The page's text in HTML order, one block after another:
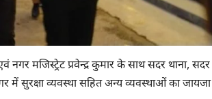
नगर मजिस्ट्रेट प्रवेन्द्र कुमार के साथ सदर थाना, सदर
में सुरक्षा व्यवस्था सहित अन्य व्यवस्थाओं का जायजा